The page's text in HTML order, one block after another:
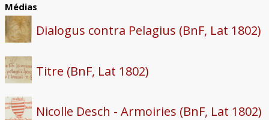
Médias
Dialogus contra Pelagius (BnF, Lat 1802)
Titre (BnF, Lat 1802)
Nicolle Desch - Armoiries (BnF, Lat 1802)